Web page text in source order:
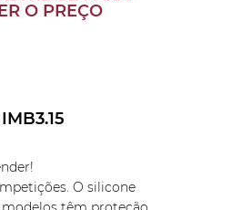
O PREÇO
O silicone